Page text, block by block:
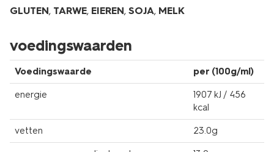
GLUTEN, TARWE, EIEREN, SOJA, MELK
voedingswaarden
Voedingswaarde per (100g/ml)
energie
1907 kJ / 456
kcal
vetten 23.0g